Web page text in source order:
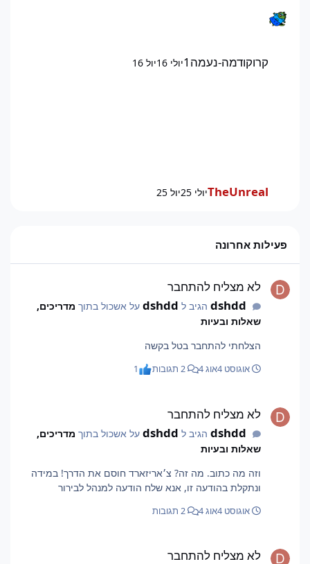
קרוקודמה-נעמה1 יולי 16 יול 16
TheUnrealיולי 25 יול 25
פעילות אחרונה
לא מצליח להתחבר
dshddהגיב ל dshddעל אשכול בתוך מדריכים,
שאלות ובעיות
הצלחתי להתחבר בטל בקשה
אוגוסט 4 אוג 4 1
לא מצליח להתחבר
dshddהגיב ל dshddעל אשכול בתוך מדריכים,
שאלות ובעיות
וזה מה כתוב. מה זה? צ׳אריזארד חוסם את הדרך! במידה
ונתקלת בהודעה זו, אנא שלח הודעה למנהל לבירור
אוגוסט 4 אוג 4
לא מצליח להתחבר